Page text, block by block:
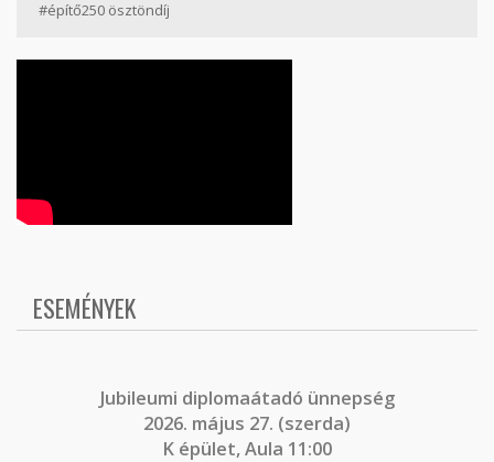
#építő250 ösztöndíj
ESEMÉNYEK
Jubileumi diplomaátadó ünnepség
2026. május 27. (szerda)
K épület, Aula 11:00